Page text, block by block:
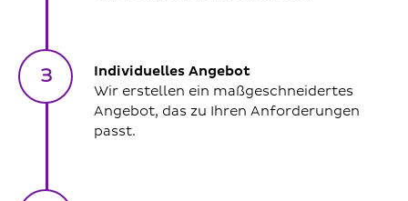
3
Individuelles Angebot
Wir erstellen ein maßgeschneidertes
Angebot, das zu Ihren Anforderungen
passt.